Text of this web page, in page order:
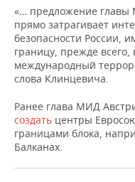
ТАТАРСТАНА
ИНВЕСТИЦИИ
НЕФТЕХИМИЯ
НЕФТЬ
ЭНЕРГЕТИКА
НОВОСТИ БИЗНЕСА
РОЗНИЧНАЯ
ТРАНСПОРТ
УСЛУГИ
ТЕХНОЛОГИИ
НОВОСТИ
IT
МЕДИА
МЕРОПРИЯТИЯ
НОВОСТИ
ВЫЕЗДНАЯ
БИЗНЕС-БРАНЧИ
СПОРТ
НОВОСТИ СПОРТА
ФУТБОЛ
ОБЩЕСТВО
НОВОСТИ ОБЩЕСТВА
ФОТОГАЛЕРЕЯ
«… предложение главы
прямо затрагивает
безопасности России,
границу, прежде всего,
международный
слова Клинцевича.
Ранее глава МИД
создать центры
границами блока,
Балканах.